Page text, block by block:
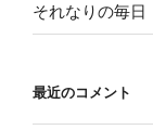
それなりの毎日
最近のコメント